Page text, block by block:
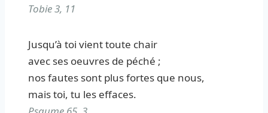
Tobie 3, 11
Jusqu’à toi vient toute chair
avec ses oeuvres de péché ;
nos fautes sont plus fortes que nous,
mais toi, tu les effaces.